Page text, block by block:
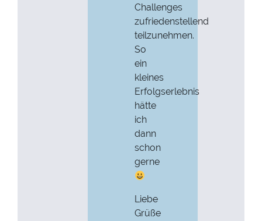
Challenges
zufriedenstellend
teilzunehmen.
So
ein
kleines
Erfolgserlebnis
hätte
ich
dann
schon
gerne
Liebe
Grüße